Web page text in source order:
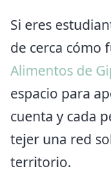
Si eres
de cerca cómo
Alimentos de
espacio para
cuenta y cada
tejer una red
territorio.